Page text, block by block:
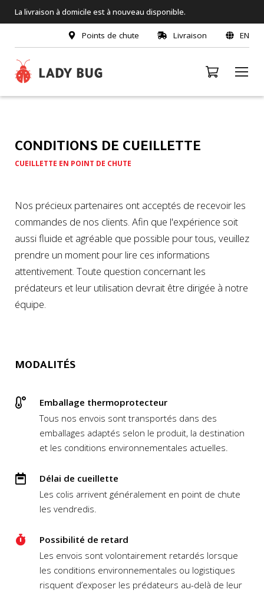
La livraison à domicile est à nouveau disponible.
Points de chute Livraison EN
CONDITIONS DE CUEILLETTE
CUEILLETTE EN POINT DE CHUTE
Nos précieux partenaires ont acceptés de recevoir les
commandes de nos clients. Afin que l'expérience soit
aussi fluide et agréable que possible pour tous, veuillez
prendre un moment pour lire ces informations
attentivement. Toute question concernant les
prédateurs et leur utilisation devrait être dirigée à notre
équipe.
MODALITÉS
Emballage thermoprotecteur
Tous nos envois sont transportés dans des
emballages adaptés selon le produit, la destination
et les conditions environnementales actuelles.
Délai de cueillette
Les colis arrivent généralement en point de chute
les vendredis.
Possibilité de retard
Les envois sont volontairement retardés lorsque
les conditions environnementales ou logistiques
risquent d’exposer les prédateurs au-delà de leur